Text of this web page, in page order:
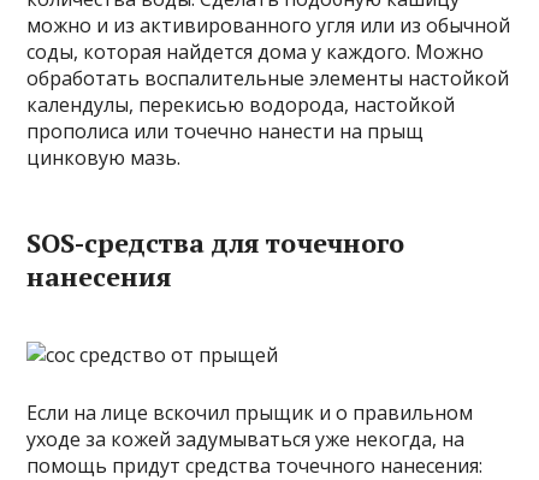
можно и из активированного угля или из обычной
соды, которая найдется дома у каждого. Можно
обработать воспалительные элементы настойкой
календулы, перекисью водорода, настойкой
прополиса или точечно нанести на прыщ
цинковую мазь.
SOS-средства для точечного
нанесения
Если на лице вскочил прыщик и о правильном
уходе за кожей задумываться уже некогда, на
помощь придут средства точечного нанесения: